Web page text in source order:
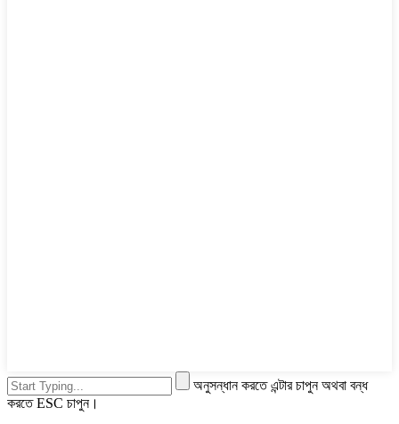
অনুসন্ধান করতে এন্টার চাপুন অথবা বন্ধ
করতে ESC চাপুন।